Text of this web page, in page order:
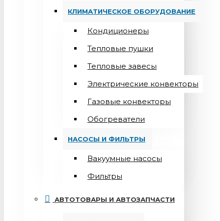
КЛИМАТИЧЕСКОЕ ОБОРУДОВАНИЕ
Кондиционеры
Teпловые пушки
Тепловые завесы
Электрические конвекторы
Газовые конвекторы
Обогреватели
НАСОСЫ И ФИЛЬТРЫ
Вакуумные насосы
Фильтры
АВТОТОВАРЫ И АВТОЗАПЧАСТИ